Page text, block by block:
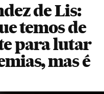
de Lis:
temos de
para lutar
mas é